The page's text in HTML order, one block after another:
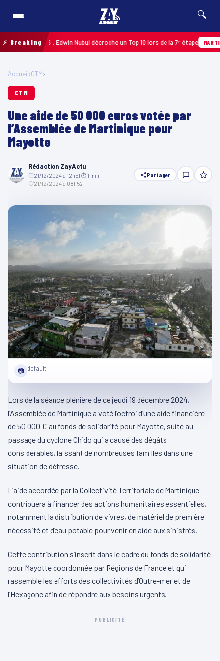
🔍
⚡ Breaking
2026 : Edwin Nubul décroche un Top 10 lors de la 7ᵉ étape MARTINIQUE
Accueil›CTM›
CTM
Une aide de 50 000 euros votée par
l’Assemblée de Martinique pour
Mayotte
Rédaction ZayActu
21/12/2024 à 12h51 ⏱ 1 min
21/12/2024 à 08h52
Partager
📷 default
Lors de la séance plénière de ce jeudi 19 décembre 2024,
l’Assemblée de Martinique a voté l’octroi d’une aide financière
de 50 000 € au fonds de solidarité pour Mayotte, suite au
passage du cyclone Chido qui a causé des dégâts
considérables, laissant de nombreuses familles dans une
situation de détresse.
L’aide accordée par la Collectivité Territoriale de Martinique
contribuera à financer des actions humanitaires essentielles,
notamment la distribution de vivres, de matériel de première
nécessité et d’eau potable pour venir en aide aux sinistrés.
Cette contribution s’inscrit dans le cadre du fonds de solidarité
pour Mayotte coordonnée par Régions de France et qui
rassemble les efforts des collectivités d’Outre-mer et de
l’Hexagone afin de répondre aux besoins urgents.
PUBLICITÉ